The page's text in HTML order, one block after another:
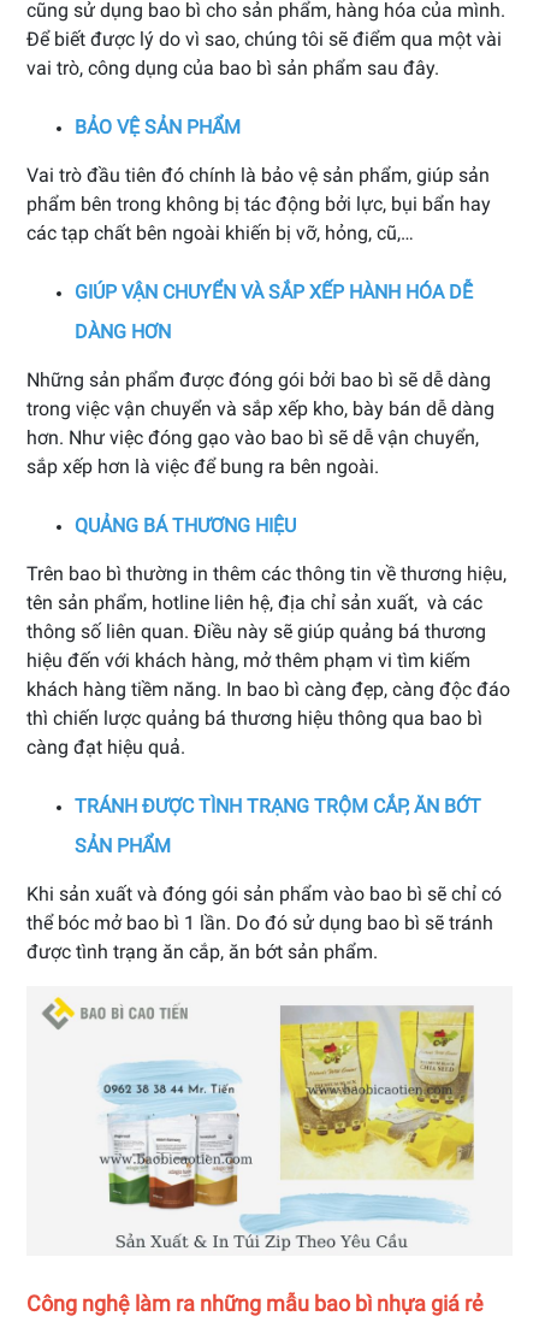
cũng sử dụng bao bì cho sản phẩm, hàng hóa của mình.
Để biết được lý do vì sao, chúng tôi sẽ điểm qua một vài
vai trò, công dụng của bao bì sản phẩm sau đây.
BẢO VỆ SẢN PHẨM
Vai trò đầu tiên đó chính là bảo vệ sản phẩm, giúp sản
phẩm bên trong không bị tác động bởi lực, bụi bẩn hay
các tạp chất bên ngoài khiến bị vỡ, hỏng, cũ,…
GIÚP VẬN CHUYỂN VÀ SẮP XẾP HÀNH HÓA DỄ
DÀNG HƠN
Những sản phẩm được đóng gói bởi bao bì sẽ dễ dàng
trong việc vận chuyển và sắp xếp kho, bày bán dễ dàng
hơn. Như việc đóng gạo vào bao bì sẽ dễ vận chuyển,
sắp xếp hơn là việc để bung ra bên ngoài.
QUẢNG BÁ THƯƠNG HIỆU
Trên bao bì thường in thêm các thông tin về thương hiệu,
tên sản phẩm, hotline liên hệ, địa chỉ sản xuất, và các
thông số liên quan. Điều này sẽ giúp quảng bá thương
hiệu đến với khách hàng, mở thêm phạm vi tìm kiếm
khách hàng tiềm năng. In bao bì càng đẹp, càng độc đáo
thì chiến lược quảng bá thương hiệu thông qua bao bì
càng đạt hiệu quả.
TRÁNH ĐƯỢC TÌNH TRẠNG TRỘM CẮP, ĂN BỚT
SẢN PHẨM
Khi sản xuất và đóng gói sản phẩm vào bao bì sẽ chỉ có
thể bóc mở bao bì 1 lần. Do đó sử dụng bao bì sẽ tránh
được tình trạng ăn cắp, ăn bớt sản phẩm.
Công nghệ làm ra những mẫu bao bì nhựa giá rẻ